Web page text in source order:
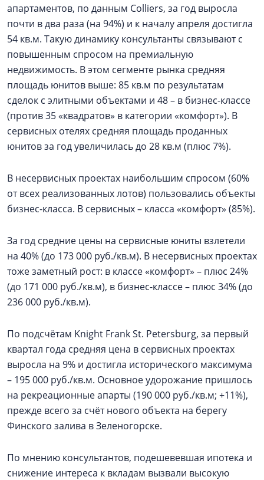
апартаментов, по данным Colliers, за год выросла
почти в два раза (на 94%) и к началу апреля достигла
54 кв.м. Такую динамику консультанты связывают с
повышенным спросом на премиальную
недвижимость. В этом сегменте рынка средняя
площадь юнитов выше: 85 кв.м по результатам
сделок с элитными объектами и 48 – в бизнес-классе
(против 35 «квадратов» в категории «комфорт»). В
сервисных отелях средняя площадь проданных
юнитов за год увеличилась до 28 кв.м (плюс 7%).
В несервисных проектах наибольшим спросом (60%
от всех реализованных лотов) пользовались объекты
бизнес-класса. В сервисных – класса «комфорт» (85%).
За год средние цены на сервисные юниты взлетели
на 40% (до 173 000 руб./кв.м). В несервисных проектах
тоже заметный рост: в классе «комфорт» – плюс 24%
(до 171 000 руб./кв.м), в бизнес-классе – плюс 34% (до
236 000 руб./кв.м).
По подсчётам Knight Frank St. Petersburg, за первый
квартал года средняя цена в сервисных проектах
выросла на 9% и достигла исторического максимума
– 195 000 руб./кв.м. Основное удорожание пришлось
на рекреационные апарты (190 000 руб./кв.м; +11%),
прежде всего за счёт нового объекта на берегу
Финского залива в Зеленогорске.
По мнению консультантов, подешевевшая ипотека и
снижение интереса к вкладам вызвали высокую